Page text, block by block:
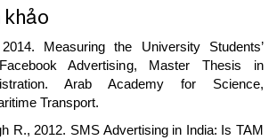
khảo
Measuring the University Students’
Advertising, Master Thesis in
Arab Academy for Science,
Transport.
R., 2012. SMS Advertising in India: Is TAM